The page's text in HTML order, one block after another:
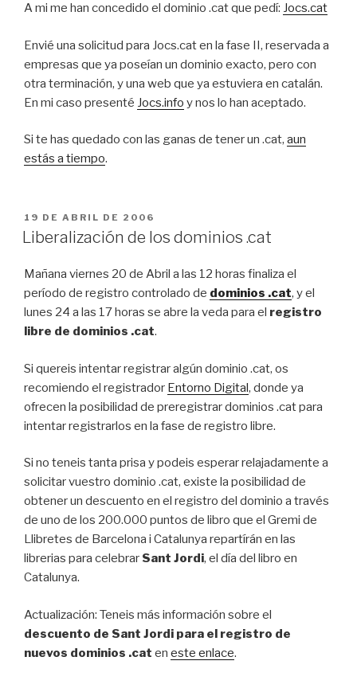
A mi me han concedido el dominio .cat que pedí: Jocs.cat
Envié una solicitud para Jocs.cat en la fase II, reservada a
empresas que ya poseían un dominio exacto, pero con
otra terminación, y una web que ya estuviera en catalán.
En mi caso presenté Jocs.info y nos lo han aceptado.
Si te has quedado con las ganas de tener un .cat, aun
estás a tiempo.
PUBLICADO
EL
19 DE ABRIL DE 2006
Liberalización de los dominios .cat
Mañana viernes 20 de Abril a las 12 horas finaliza el
período de registro controlado de dominios .cat, y el
lunes 24 a las 17 horas se abre la veda para el registro
libre de dominios .cat.
Si quereis intentar registrar algún dominio .cat, os
recomiendo el registrador Entorno Digital, donde ya
ofrecen la posibilidad de preregistrar dominios .cat para
intentar registrarlos en la fase de registro libre.
Si no teneis tanta prisa y podeis esperar relajadamente a
solicitar vuestro dominio .cat, existe la posibilidad de
obtener un descuento en el registro del dominio a través
de uno de los 200.000 puntos de libro que el Gremi de
Llibretes de Barcelona i Catalunya repartírán en las
librerias para celebrar Sant Jordi, el día del libro en
Catalunya.
Actualización: Teneis más información sobre el
descuento de Sant Jordi para el registro de
nuevos dominios .cat en este enlace.